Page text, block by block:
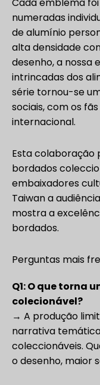
Cada emblema
numeradas
de alumínio
alta densidade
desenho, a nossa
intrincadas dos
série tornou-se
sociais, com os
internacional.
Esta colaboração
bordados
embaixadores
Taiwan a
mostra a
bordados.
Perguntas mais
Q1: O que torna
colecionável?
→ A produção
narrativa
coleccionáveis.
o desenho, maior